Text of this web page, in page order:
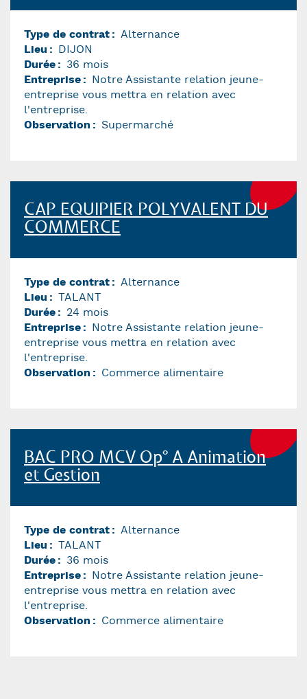
Type de contrat
Alternance
Lieu
DIJON
Durée
36 mois
Entreprise
Notre Assistante relation jeune-
entreprise vous mettra en relation avec
l'entreprise.
Observation
Supermarché
CAP EQUIPIER POLYVALENT DU
COMMERCE
Type de contrat
Alternance
Lieu
TALANT
Durée
24 mois
Entreprise
Notre Assistante relation jeune-
entreprise vous mettra en relation avec
l'entreprise.
Observation
Commerce alimentaire
BAC PRO MCV Op° A Animation
et Gestion
Type de contrat
Alternance
Lieu
TALANT
Durée
36 mois
Entreprise
Notre Assistante relation jeune-
entreprise vous mettra en relation avec
l'entreprise.
Observation
Commerce alimentaire